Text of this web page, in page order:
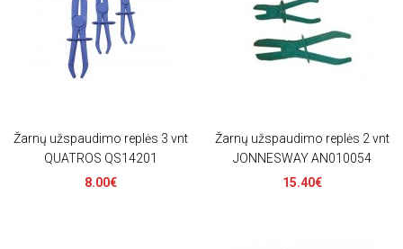
Žarnų užspaudimo replės 3 vnt
QUATROS QS14201
8.00€
Žarnų užspaudimo replės 2 vnt
JONNESWAY AN010054
15.40€